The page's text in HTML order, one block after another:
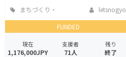
まちづくり・
地域活性化
letsnogyo
FUNDED
現在
1,176,000JPY
支援者
71人
残り
終了